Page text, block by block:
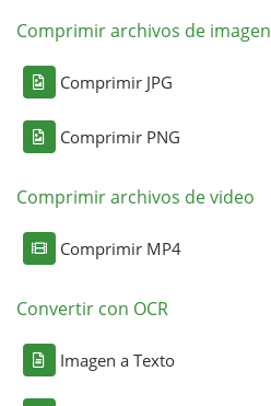
Comprimir archivos de imagen
Comprimir JPG
Comprimir PNG
Comprimir archivos de video
Comprimir MP4
Convertir con OCR
Imagen a Texto